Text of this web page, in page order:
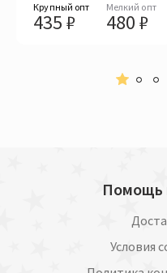
Крупный опт
435 ₽
Мелкий опт
480 ₽
Помощь
Условия